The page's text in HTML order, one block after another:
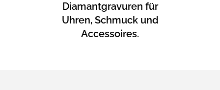
Diamantgravuren für
Uhren, Schmuck und
Accessoires.